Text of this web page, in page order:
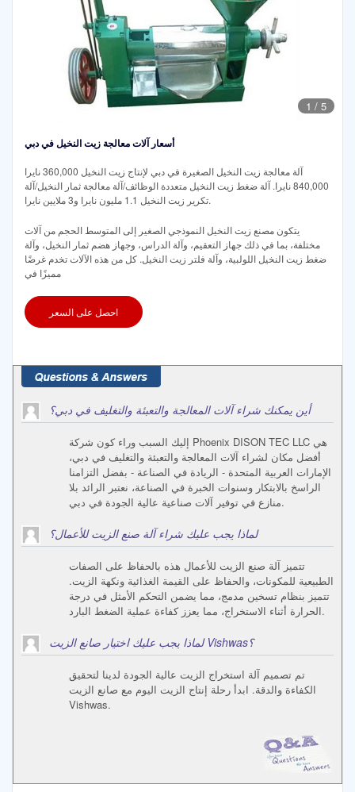
1 / 5
أسعار آلات معالجة زيت النخيل في دبي
آلة معالجة زيت النخيل الصغيرة في دبي لإنتاج زيت النخيل 360,000 نايرا
840,000 نايرا. آلة ضغط زيت النخيل متعددة الوظائف/آلة معالجة ثمار النخيل/آلة
تكرير زيت النخيل 1.1 مليون نايرا و3 ملايين نايرا.
يتكون مصنع زيت النخيل النموذجي الصغير إلى المتوسط الحجم من آلات
مختلفة، بما في ذلك جهاز التعقيم، وآلة الدراس، وجهاز هضم ثمار النخيل، وآلة
ضغط زيت النخيل اللولبية، وآلة فلتر زيت النخيل. كل من هذه الآلات تخدم غرضًا
مميزًا في
احصل على السعر
أين يمكنك شراء آلات المعالجة والتعبئة والتغليف في دبي؟
إليك السبب وراء كون شركة Phoenix DISON TEC LLC هي
أفضل مكان لشراء آلات المعالجة والتعبئة والتغليف في دبي،
الإمارات العربية المتحدة - الريادة في الصناعة - بفضل التزامنا
الراسخ بالابتكار وسنوات الخبرة في الصناعة، نعتبر الرائد بلا
منازع في توفير آلات صناعية عالية الجودة في دبي.
لماذا يجب عليك شراء آلة صنع الزيت للأعمال؟
تتميز آلة صنع الزيت للأعمال هذه بالحفاظ على الصفات
الطبيعية للمكونات، والحفاظ على القيمة الغذائية ونكهة الزيت.
تتميز بنظام تسخين مدمج، مما يضمن التحكم الأمثل في درجة
الحرارة أثناء الاستخراج، مما يعزز كفاءة عملية الضغط البارد.
لماذا يجب عليك اختيار صانع الزيت Vishwas؟
تم تصميم آلة استخراج الزيت عالية الجودة لدينا لتحقيق
الكفاءة والدقة. ابدأ رحلة إنتاج الزيت اليوم مع صانع الزيت
Vishwas.